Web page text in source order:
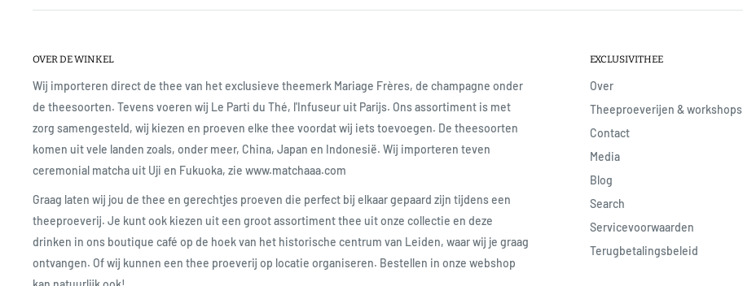
OVER DE WINKEL
Wij importeren direct de thee van het exclusieve theemerk Mariage Frères, de champagne onder
de theesoorten. Tevens voeren wij Le Parti du Thé, l'Infuseur uit Parijs. Ons assortiment is met
zorg samengesteld, wij kiezen en proeven elke thee voordat wij iets toevoegen. De theesoorten
komen uit vele landen zoals, onder meer, China, Japan en Indonesië. Wij importeren teven
ceremonial matcha uit Uji en Fukuoka, zie www.matchaaa.com
Graag laten wij jou de thee en gerechtjes proeven die perfect bij elkaar gepaard zijn tijdens een
theeproeverij. Je kunt ook kiezen uit een groot assortiment thee uit onze collectie en deze
drinken in ons boutique café op de hoek van het historische centrum van Leiden, waar wij je graag
ontvangen. Of wij kunnen een thee proeverij op locatie organiseren. Bestellen in onze webshop
EXCLUSIVITHEE
Over
Theeproeverijen & workshops
Contact
Media
Blog
Search
Servicevoorwaarden
Terugbetalingsbeleid